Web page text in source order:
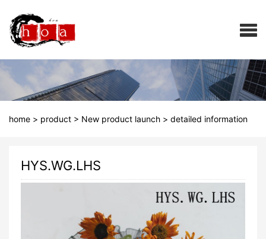
home > product > New product launch > detailed information
HYS.WG.LHS